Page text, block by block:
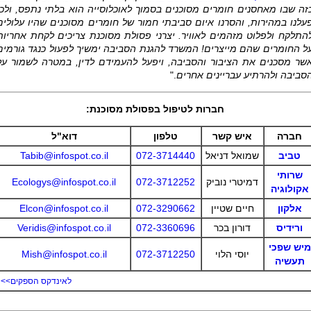
שבו מאחסנים חומרים מסוכנים בסמוך לאוכלוסייה הוא בלתי נתפס,
במהירות, והסרנו איום סביבתי חמור של חומרים מסוכנים שהיו
ולפלוט מזהמים לאוויר. יצרני פסולת מסוכנת צריכים לקחת
החומרים שהם מייצרים! המשרד להגנת הסביבה ימשיך לפעול כנגד
מסכנים את הציבור והסביבה, ויפעל להעמידם לדין, במטרה לשמור
ולהרתיע עבריינים אחרים ."
חברות לטיפול בפסולת מסוכנת:
חברה איש קשר טלפון
דוא"ל
טביב
שמואל דניאל 072-3714440
Tabib@infospot.co.il
שרותי
אקולוגיה
דמיטרי נוביק 072-3712252
Ecologys@infospot.co.il
אלקון חיים שטיין 072-3290662
Elcon@infospot.co.il
ורידיס
דורון בכר 072-3360696
Veridis@infospot.co.il
מיש שפכי
תעשיה
יוסי הלוי 072-3712250
Mish@infospot.co.il
לאינדקס הספקים>>